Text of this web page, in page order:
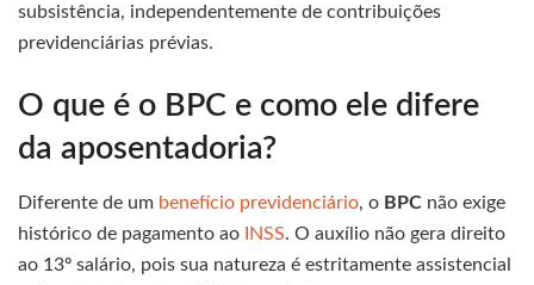
subsistência, independentemente de contribuições
previdenciárias prévias.
O que é o BPC e como ele difere
da aposentadoria?
Diferente de um benefício previdenciário, o BPC não exige
histórico de pagamento ao
INSS. O auxílio não gera direito
ao 13º salário, pois sua natureza é estritamente assistencial